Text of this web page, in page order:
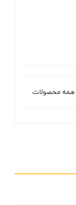
همه محصولات